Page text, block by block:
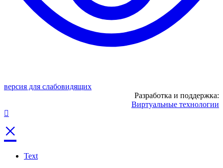
версия для слабовидящих
Разработка и поддержка:
Виртуальные технологии
×
Text